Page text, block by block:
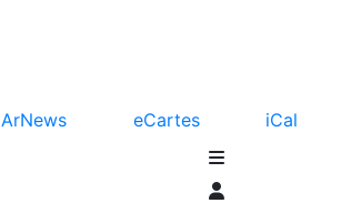
ArNews eCartes iCal